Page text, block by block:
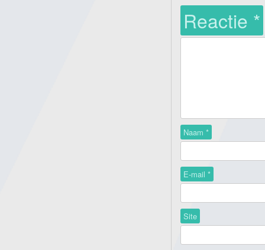
Reactie *
Naam *
E-mail *
Site